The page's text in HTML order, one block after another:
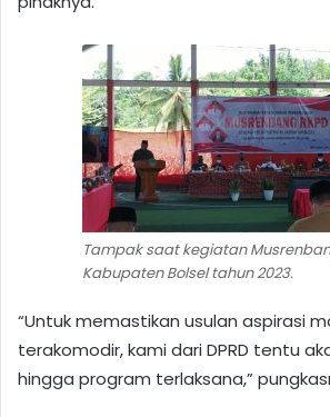
Tampak saat kegiatan
Kabupaten Bolsel tahun 2023.
“Untuk memastikan usulan aspirasi
terakomodir, kami dari DPRD tentu
hingga program terlaksana,”